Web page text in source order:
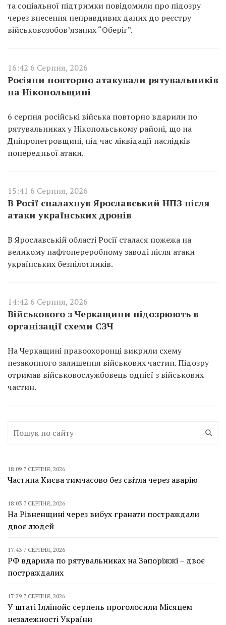
та соціальної підтримки повідомили про підозру
через внесення неправдивих даних до реєстру
військовозобов’язаних “Оберіг”.
16:42 6 Серпня, 2026
Росіяни повторно атакували рятувальників
на Нікопольщині
6 серпня російські війська повторно вдарили по
рятувальниках у Нікопольському районі, що на
Дніпропетровщині, під час ліквідації наслідків
попередньої атаки.
15:41 6 Серпня, 2026
В Росії спалахнув Ярославський НПЗ після
атаки українських дронів
В Ярославській області Росії сталася пожежа на
великому нафтопереробному заводі після атаки
українських безпілотників.
14:42 6 Серпня, 2026
Військового з Черкащини підозрюють в
організації схеми СЗЧ
На Черкащині правоохоронці викрили схему
незаконного залишення військових частин. Підозру
отримав військовослужбовець однієї з військових
частин.
18:09 7 СЕРПНЯ, 2026
Частина Києва тимчасово без світла через аварію
18:03 7 СЕРПНЯ, 2026
На Рівненщині через вибух гранати постраждали
двоє людей
17:43 7 СЕРПНЯ, 2026
РФ вдарила по рятувальниках на Запоріжжі – двоє
постраждалих
17:29 7 СЕРПНЯ, 2026
У штаті Іллінойс серпень проголосили Місяцем
незалежності України